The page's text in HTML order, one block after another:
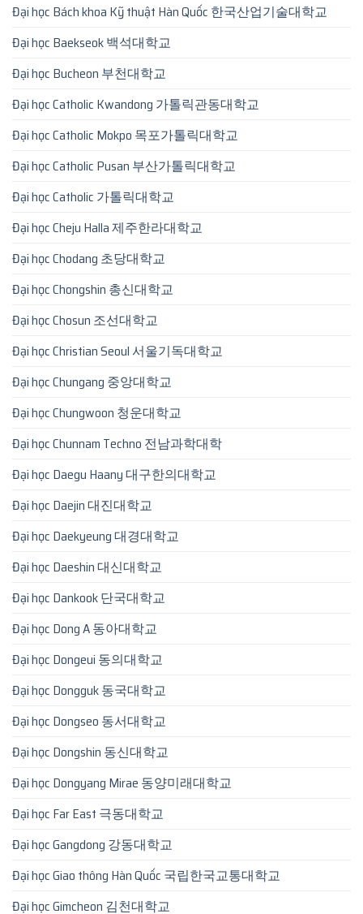
Đại học Bách khoa Kỹ thuật Hàn Quốc 한국산업기술대학교
Đại học Baekseok 백석대학교
Đại học Bucheon 부천대학교
Đại học Catholic Kwandong 가톨릭관동대학교
Đại học Catholic Mokpo 목포가톨릭대학교
Đại học Catholic Pusan 부산가톨릭대학교
Đại học Catholic 가톨릭대학교
Đại học Cheju Halla 제주한라대학교
Đại học Chodang 초당대학교
Đại học Chongshin 총신대학교
Đại học Chosun 조선대학교
Đại học Christian Seoul 서울기독대학교
Đại học Chungang 중앙대학교
Đại học Chungwoon 청운대학교
Đại học Chunnam Techno 전남과학대학
Đại học Daegu Haany 대구한의대학교
Đại học Daejin 대진대학교
Đại học Daekyeung 대경대학교
Đại học Daeshin 대신대학교
Đại học Dankook 단국대학교
Đại học Dong A 동아대학교
Đại học Dongeui 동의대학교
Đại học Dongguk 동국대학교
Đại học Dongseo 동서대학교
Đại học Dongshin 동신대학교
Đại học Dongyang Mirae 동양미래대학교
Đại học Far East 극동대학교
Đại học Gangdong 강동대학교
Đại học Giao thông Hàn Quốc 국립한국교통대학교
Đại học Gimcheon 김천대학교